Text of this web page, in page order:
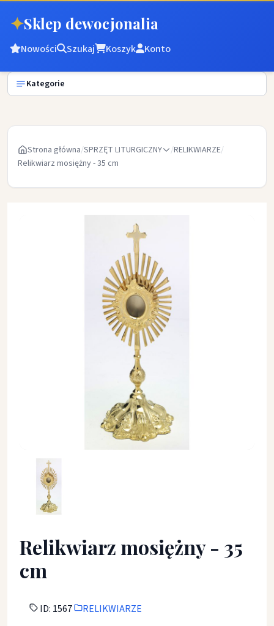
✦Sklep dewocjonalia
Nowości Szukaj Koszyk Konto
Kategorie
Strona główna/SPRZĘT LITURGICZNY /RELIKWIARZE/
Relikwiarz mosiężny - 35 cm
Relikwiarz mosiężny - 35
cm
ID: 1567 RELIKWIARZE